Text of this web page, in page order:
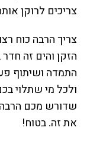
צריכים לרוקן
צריך הרבה כוח
הזקן והים זה
התמדה ושיתוף
ולכל מי שתלוי
שדורש מכם
את זה. בטוח!